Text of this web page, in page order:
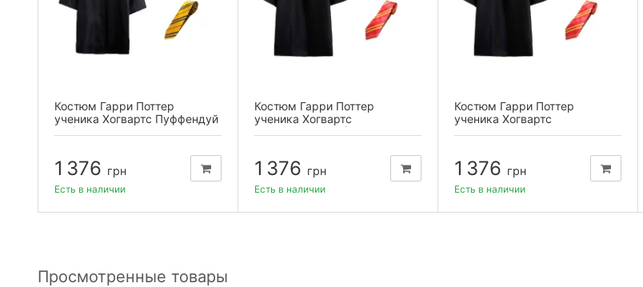
Костюм Гарри Поттер
ученика Хогвартс Пуффендуй
XL (плащ,...
1 376 грн
Есть в наличии
Костюм Гарри Поттер
ученика Хогвартс
Гриффиндор XL (плащ,...
1 376 грн
Есть в наличии
Костюм Гарри Поттер
ученика Хогвартс
Гриффиндор L (плащ,...
1 376 грн
Есть в наличии
Просмотренные товары